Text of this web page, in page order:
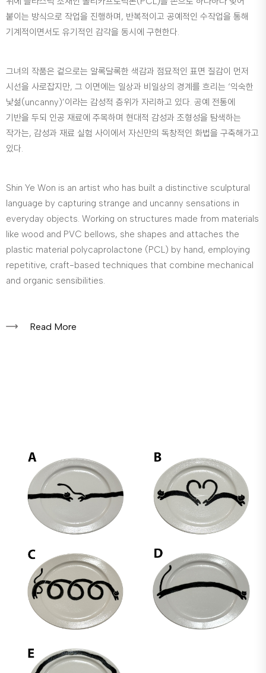
붙이는 방식으로 작업을 진행하며, 반복적이고 공예적인 수작업을 통해
기계적이면서도 유기적인 감각을 동시에 구현한다.
그녀의 작품은 겉으로는 알록달록한 색감과 점묘적인 표면 질감이 먼저
시선을 사로잡지만, 그 이면에는 일상과 비일상의 경계를 흐리는 ‘익숙한
낯섦(uncanny)’이라는 감성적 층위가 자리하고 있다. 공예 전통에
기반을 두되 인공 재료에 주목하며 현대적 감성과 조형성을 탐색하는
작가는, 감성과 재료 실험 사이에서 자신만의 독창적인 화법을 구축해가고
있다.
Shin Ye Won is an artist who has built a distinctive sculptural
language by capturing strange and uncanny sensations in
everyday objects. Working on structures made from materials
like wood and PVC bellows, she shapes and attaches the
plastic material polycaprolactone (PCL) by hand, employing
repetitive, craft-based techniques that combine mechanical
and organic sensibilities.
Read More